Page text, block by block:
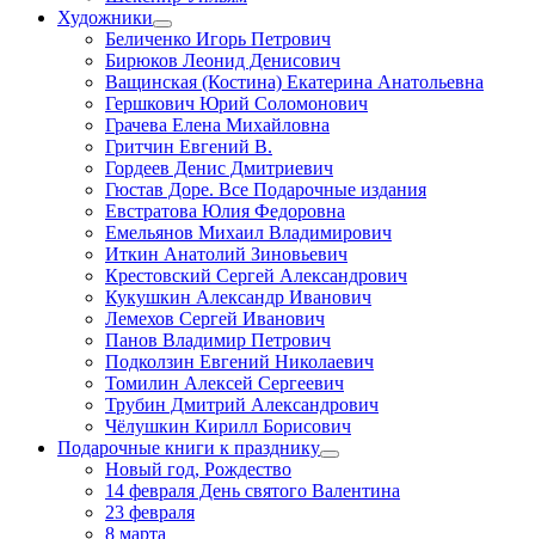
Художники
Беличенко Игорь Петрович
Бирюков Леонид Денисович
Ващинская (Костина) Екатерина Анатольевна
Гершкович Юрий Соломонович
Грачева Елена Михайловна
Гритчин Евгений В.
Гордеев Денис Дмитриевич
Гюстав Доре. Все Подарочные издания
Евстратова Юлия Федоровна
Емельянов Михаил Владимирович
Иткин Анатолий Зиновьевич
Крестовский Сергей Александрович
Кукушкин Александр Иванович
Лемехов Сергей Иванович
Панов Владимир Петрович
Подколзин Евгений Николаевич
Томилин Алексей Сергеевич
Трубин Дмитрий Александрович
Чёлушкин Кирилл Борисович
Подарочные книги к празднику
Новый год, Рождество
14 февраля День святого Валентина
23 февраля
8 марта